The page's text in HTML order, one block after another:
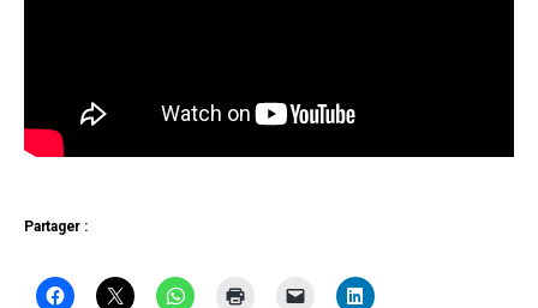
Partager :